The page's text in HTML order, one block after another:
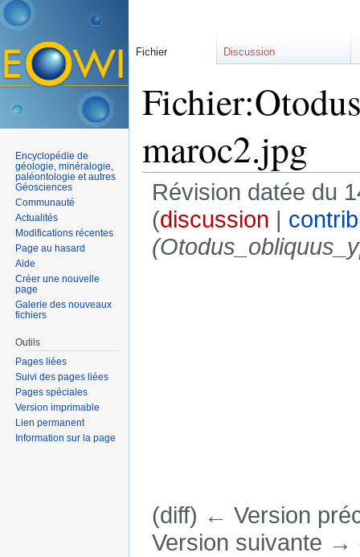
maroc2.jpg
Révision datée du
(discussion |
(diff) ← Version
Version suivante →
Fichier Discussion
Encyclopédie de
géologie, minéralogie,
paléontologie et autres
Géosciences
Communauté
Actualités
Modifications récentes
Page au hasard
Aide
Créer une nouvelle
page
Galerie des nouveaux
fichiers
Outils
Pages liées
Suivi des pages liées
Pages spéciales
Version imprimable
Lien permanent
Information sur la page